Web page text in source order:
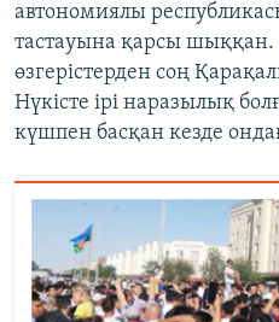
автономиялы
тастауына қарсы шыққан.
өзгерістерден соң
Нүкісте ірі наразылық
күшпен басқан кезде